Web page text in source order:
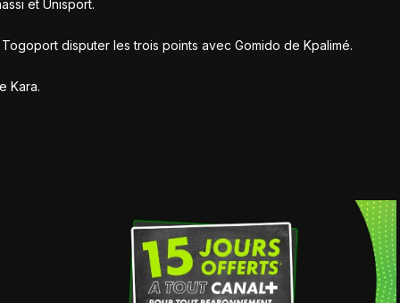
et Unisport.
disputer les trois points avec Gomido de Kpalimé.
Kara.